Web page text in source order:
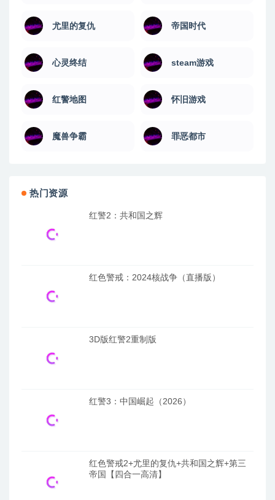
尤里的复仇 帝国时代
心灵终结 steam游戏
红警地图 怀旧游戏
魔兽争霸 罪恶都市
热门资源
红警2：共和国之辉
红色警戒：2024核战争（直播版）
3D版红警2重制版
红警3：中国崛起（2026）
红色警戒2+尤里的复仇+共和国之辉+第三
帝国【四合一高清】